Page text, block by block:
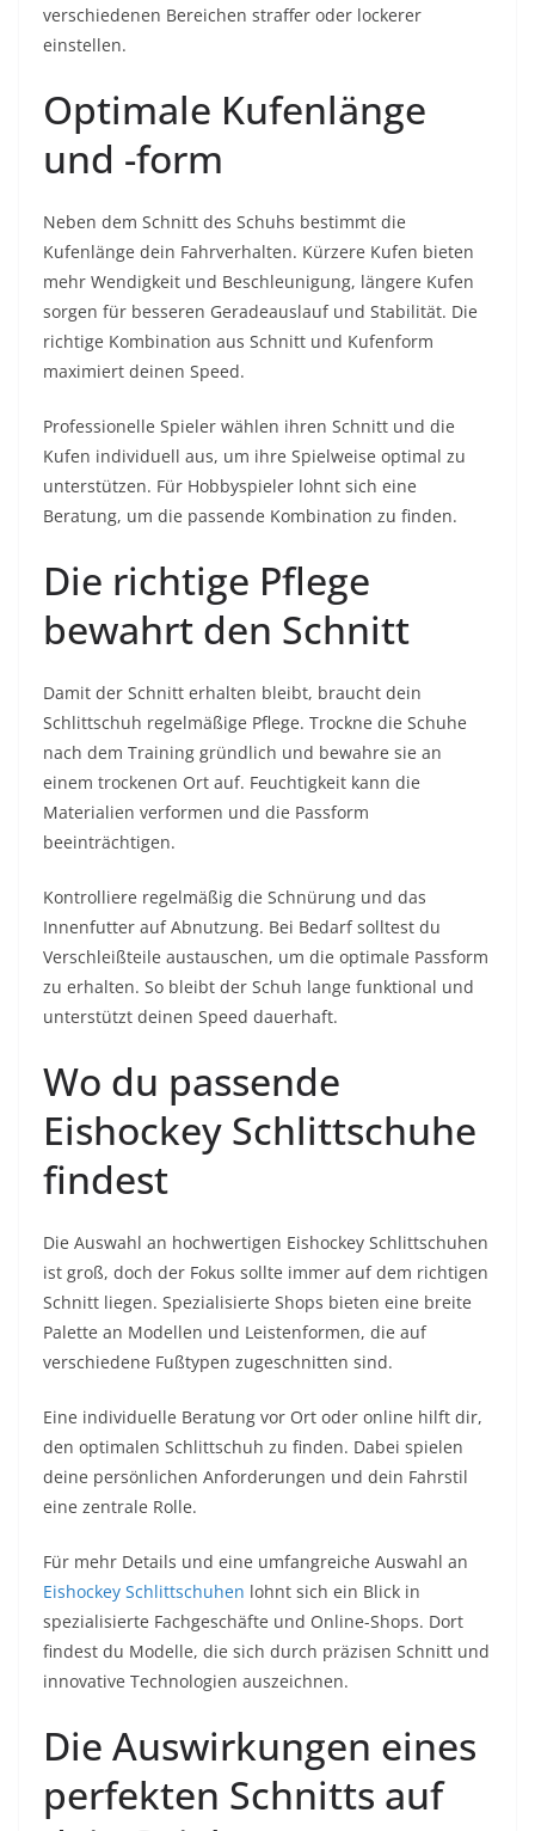
verschiedenen Bereichen straffer oder lockerer
einstellen.
Optimale Kufenlänge
und -form
Neben dem Schnitt des Schuhs bestimmt die
Kufenlänge dein Fahrverhalten. Kürzere Kufen bieten
mehr Wendigkeit und Beschleunigung, längere Kufen
sorgen für besseren Geradeauslauf und Stabilität. Die
richtige Kombination aus Schnitt und Kufenform
maximiert deinen Speed.
Professionelle Spieler wählen ihren Schnitt und die
Kufen individuell aus, um ihre Spielweise optimal zu
unterstützen. Für Hobbyspieler lohnt sich eine
Beratung, um die passende Kombination zu finden.
Die richtige Pflege
bewahrt den Schnitt
Damit der Schnitt erhalten bleibt, braucht dein
Schlittschuh regelmäßige Pflege. Trockne die Schuhe
nach dem Training gründlich und bewahre sie an
einem trockenen Ort auf. Feuchtigkeit kann die
Materialien verformen und die Passform
beeinträchtigen.
Kontrolliere regelmäßig die Schnürung und das
Innenfutter auf Abnutzung. Bei Bedarf solltest du
Verschleißteile austauschen, um die optimale Passform
zu erhalten. So bleibt der Schuh lange funktional und
unterstützt deinen Speed dauerhaft.
Wo du passende
Eishockey Schlittschuhe
findest
Die Auswahl an hochwertigen Eishockey Schlittschuhen
ist groß, doch der Fokus sollte immer auf dem richtigen
Schnitt liegen. Spezialisierte Shops bieten eine breite
Palette an Modellen und Leistenformen, die auf
verschiedene Fußtypen zugeschnitten sind.
Eine individuelle Beratung vor Ort oder online hilft dir,
den optimalen Schlittschuh zu finden. Dabei spielen
deine persönlichen Anforderungen und dein Fahrstil
eine zentrale Rolle.
Für mehr Details und eine umfangreiche Auswahl an
Eishockey Schlittschuhen lohnt sich ein Blick in
spezialisierte Fachgeschäfte und Online-Shops. Dort
findest du Modelle, die sich durch präzisen Schnitt und
innovative Technologien auszeichnen.
Die Auswirkungen eines
perfekten Schnitts auf